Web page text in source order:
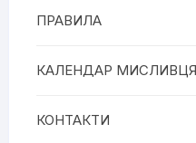
ПРАВИЛА
КАЛЕНДАР МИСЛИВЦЯ
КОНТАКТИ